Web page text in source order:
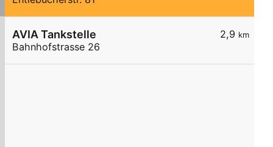
2,9 km
AVIA Tankstelle
Bahnhofstrasse 26